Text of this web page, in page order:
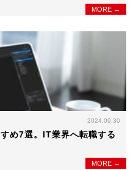
MORE →
2024.09.30
め7選。IT業界へ転職する
MORE →